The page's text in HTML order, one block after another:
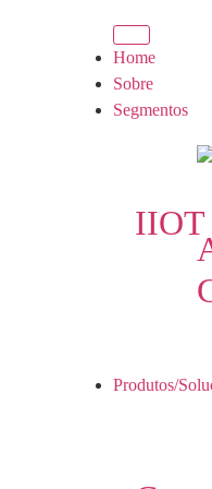
Home
Sobre
Segmentos
IIOT
Produtos/